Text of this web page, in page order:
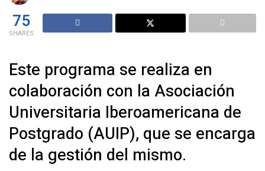
75
SHARES
Este programa se realiza en
colaboración con la Asociación
Universitaria Iberoamericana de
Postgrado (AUIP), que se encarga
de la gestión del mismo.